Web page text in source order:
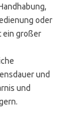
oder
ein großer
und
und